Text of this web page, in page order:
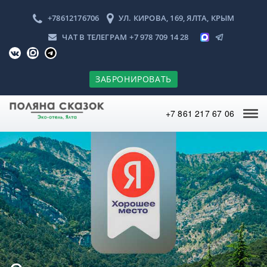
+78612176706
УЛ. КИРОВА, 169, ЯЛТА, КРЫМ
ЧАТ В ТЕЛЕГРАМ +7 978 709 14 28
ЗАБРОНИРОВАТЬ
+7 861 217 67 06